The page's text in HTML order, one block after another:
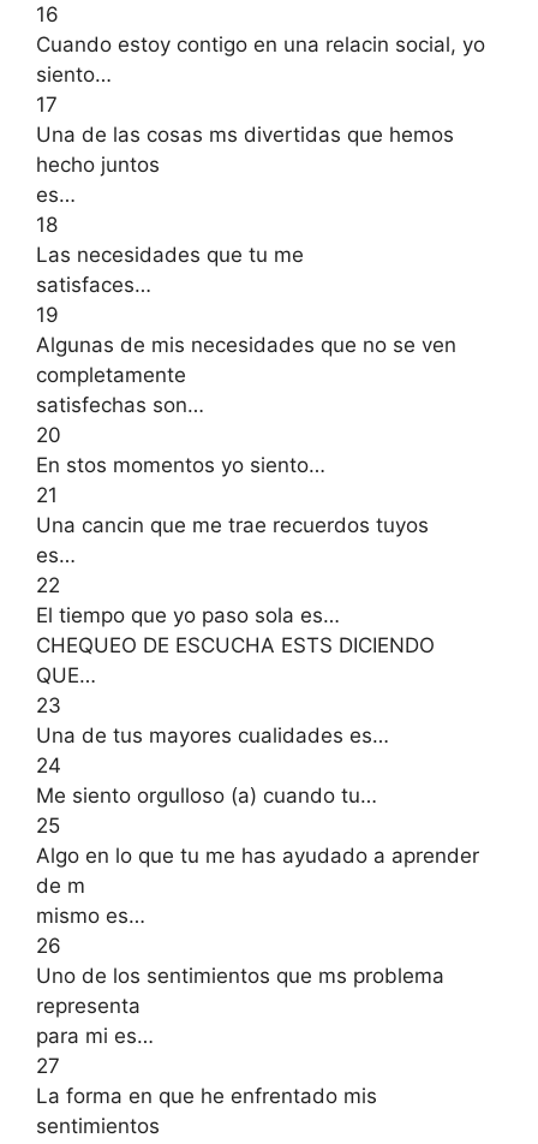
16
Cuando estoy contigo en una relacin social, yo
siento…
17
Una de las cosas ms divertidas que hemos
hecho juntos
es…
18
Las necesidades que tu me
satisfaces…
19
Algunas de mis necesidades que no se ven
completamente
satisfechas son…
20
En stos momentos yo siento…
21
Una cancin que me trae recuerdos tuyos
es…
22
El tiempo que yo paso sola es…
CHEQUEO DE ESCUCHA ESTS DICIENDO
QUE…
23
Una de tus mayores cualidades es…
24
Me siento orgulloso (a) cuando tu…
25
Algo en lo que tu me has ayudado a aprender
de m
mismo es…
26
Uno de los sentimientos que ms problema
representa
para mi es…
27
La forma en que he enfrentado mis
sentimientos